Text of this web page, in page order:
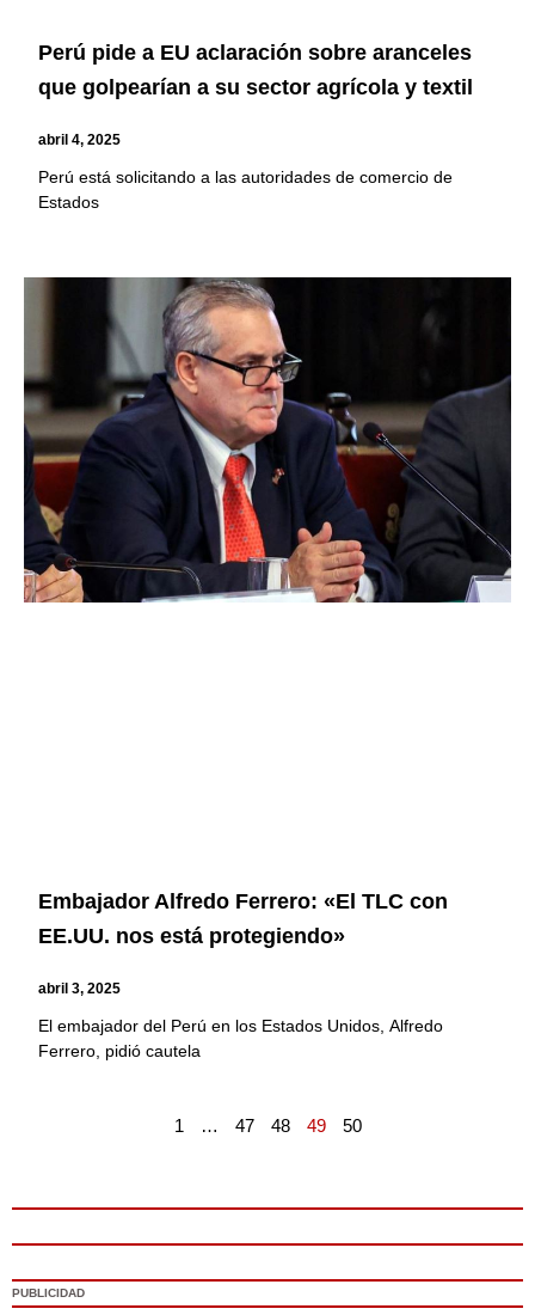
Perú pide a EU aclaración sobre aranceles
que golpearían a su sector agrícola y textil
abril 4, 2025
Perú está solicitando a las autoridades de comercio de
Estados
Embajador Alfredo Ferrero: «El TLC con
EE.UU. nos está protegiendo»
abril 3, 2025
El embajador del Perú en los Estados Unidos, Alfredo
Ferrero, pidió cautela
1 … 47 48 49 50
PUBLICIDAD